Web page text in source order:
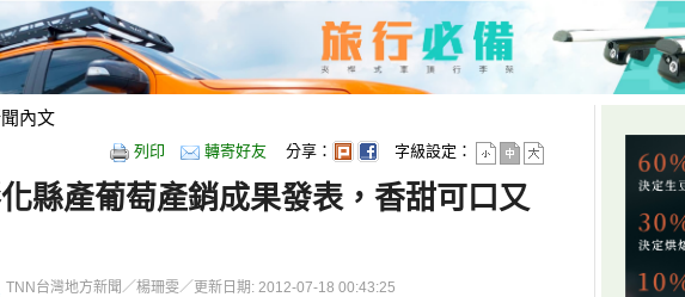
內文
列印 轉寄好友 分享： 字級設定：
縣產葡萄產銷成果發表，香甜可口又
TNN台灣地方新聞／楊珊雯／更新日期: 2012-07-18 00:43:25